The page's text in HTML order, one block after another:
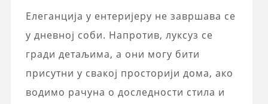
Елеганција у ентеријеру не завршава се
у дневној соби. Напротив, луксуз се
гради детаљима, а они могу бити
присутни у свакој просторији дома, ако
водимо рачуна о доследности стила и